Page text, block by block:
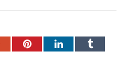
Google+PinterestLinkedInTumblr